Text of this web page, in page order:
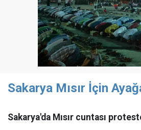
Sakarya Mısır İçin
Sakarya'da Mısır cuntası